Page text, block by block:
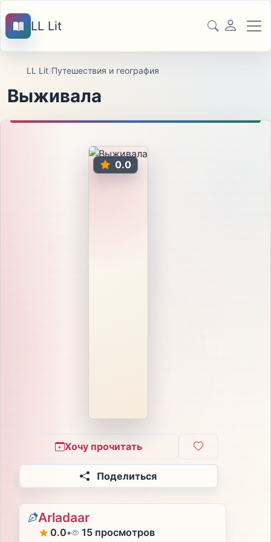
LL Lit
LL Lit/Путешествия и география
Выживала
0.0
Хочу прочитать
Поделиться
Arladaar
0.0• 15 просмотров